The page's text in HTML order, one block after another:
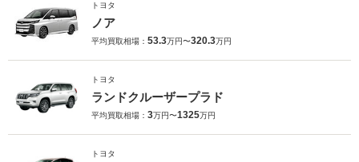
トヨタ
ノア
平均買取相場： 53.3万円〜320.3万円
トヨタ
ランドクルーザープラド
平均買取相場： 3万円〜1325万円
トヨタ